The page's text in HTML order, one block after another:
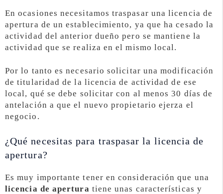
En ocasiones necesitamos traspasar una licencia de
apertura de un establecimiento, ya que ha cesado la
actividad del anterior dueño pero se mantiene la
actividad que se realiza en el mismo local.
Por lo tanto es necesario solicitar una modificación
de titularidad de la licencia de actividad de ese
local, qué se debe solicitar con al menos 30 días de
antelación a que el nuevo propietario ejerza el
negocio.
¿Qué necesitas para traspasar la licencia de
apertura?
Es muy importante tener en consideración que una
licencia de apertura tiene unas características y